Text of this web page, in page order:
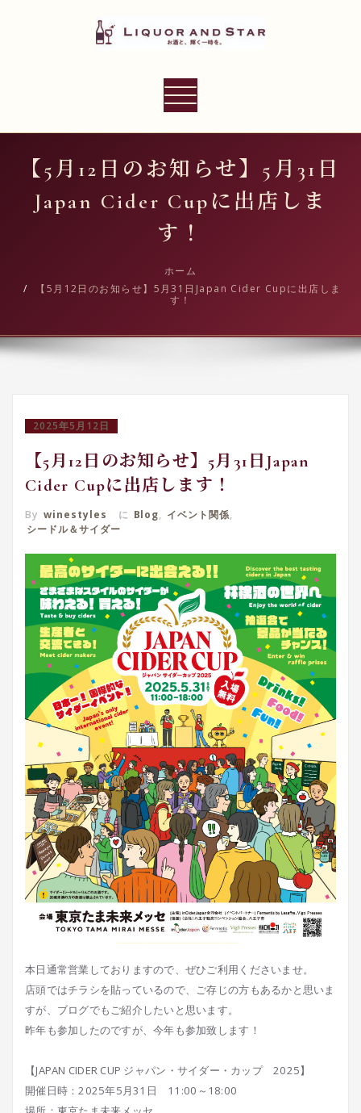
プ
LIQUOR AND STAR
ナ
ー
ョ
ン
り
替
【5月12日のお知らせ】5月31日
Japan Cider Cupに出店しま
す！
ホーム
【5月12日のお知らせ】5月31日Japan Cider Cupに出店しま
す！
2025年5月12日
【5月12日のお知らせ】5月31日Japan
Cider Cupに出店します！
By winestyles に Blog, イベント関係,
シードル＆サイダー
本日通常営業しておりますので、ぜひご利用くださいませ。
店頭ではチラシを貼っているので、ご存じの方もあるかと思いま
すが、ブログでもご紹介したいと思います。
昨年も参加したのですが、今年も参加致します！
【JAPAN CIDER CUP ジャパン・サイダー・カップ 2025】
開催日時：2025年5月31日 11:00～18:00